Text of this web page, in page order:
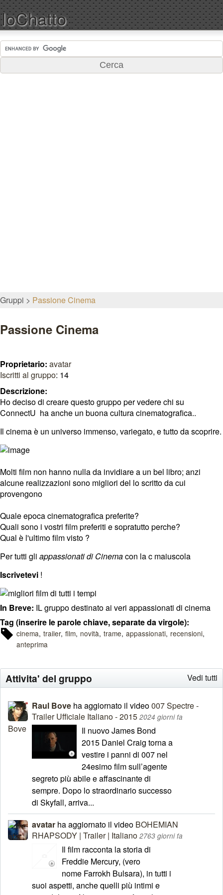
IoChatto
Gruppi Passione Cinema
Passione Cinema
Proprietario: avatar
Iscritti al gruppo: 14
Descrizione:
Ho deciso di creare questo gruppo per vedere chi su
ConnectU ha anche un buona cultura cinematografica..
Il cinema è un universo immenso, variegato, e tutto da scoprire.
Molti film non hanno nulla da invidiare a un bel libro; anzi
alcune realizzazioni sono migliori del lo scritto da cui
provengono
Quale epoca cinematografica preferite?
Quali sono i vostri film preferiti e sopratutto perche?
Qual è l'ultimo film visto ?
Per tutti gli appassionati di Cinemacon la c maiuscola
Iscrivetevi !
In Breve: IL gruppo destinato ai veri appassionati di cinema
Tag (inserire le parole chiave, separate da virgole):
cinema trailer film novità trame appassionati recensioni
anteprima
Vedi tutti
Attivita' del gruppo
Raul Bove ha aggiornato il video007 Spectre -
Trailer Ufficiale Italiano - 2015 2024 giorni fa
Il nuovo James Bond
2015 Daniel Craig torna a
vestire i panni di 007 nel
24esimo film sull’agente
segreto più abile e affascinante di
sempre. Dopo lo straordinario successo
di Skyfall, arriva...
avatar ha aggiornato il video BOHEMIAN
RHAPSODY | Trailer | Italiano 2763 giorni fa
Il film racconta la storia di
Freddie Mercury, (vero
nome Farrokh Bulsara), in tutti i
suoi aspetti, anche quelli più intimi e